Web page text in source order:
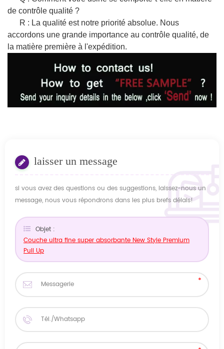
de contrôle qualité ?
R : La qualité est notre priorité absolue. Nous
accordons une grande importance au contrôle qualité, de
la matière première à l'expédition.
laisser un message
si vous avez des questions ou des suggestions, laissez-nous un
message, nous vous répondrons dans les plus brefs délais!
Objet :
Couche ultra fine super absorbante New Style Premium
Pull Up